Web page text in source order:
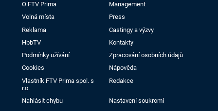
O FTV Prima
Management
Volná místa
Press
Reklama
Castingy a výzvy
HbbTV
Kontakty
Podmínky užívání
Zpracování osobních údajů
Cookies
Nápověda
Vlastník FTV Prima spol. s
r.o.
Redakce
Nahlásit chybu Nastavení soukromí